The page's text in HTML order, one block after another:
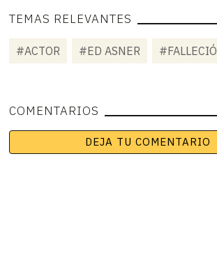
TEMAS RELEVANTES
#ACTOR #ED ASNER #FALLECIÓ
COMENTARIOS
DEJA TU COMENTARIO